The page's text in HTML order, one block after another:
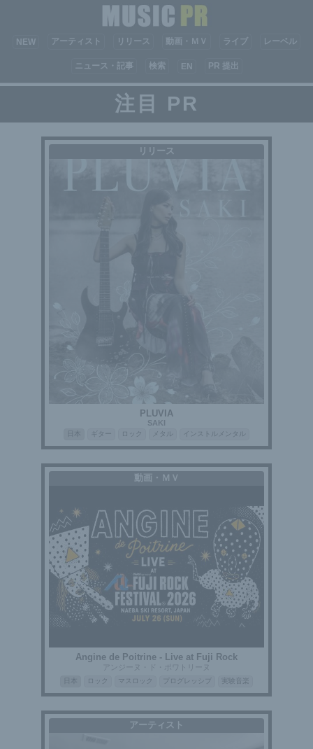
NEW アーティスト リリース 動画・ＭＶ ライブ レーベル
ニュース・記事 検索 EN PR 提出
注目 PR
リリース
PLUVIA
SAKI
ギター ロック メタル インストルメンタル
動画・ＭＶ
Angine de Poitrine - Live at Fuji Rock
アンジーヌ・ド・ポワトリーヌ
ロック マスロック プログレッシブ 実験音楽
アーティスト